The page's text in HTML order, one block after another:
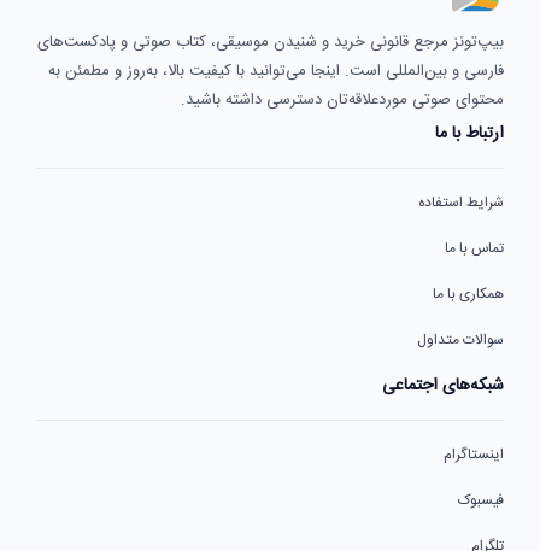
بیپ‌تونز مرجع قانونی خرید و شنیدن موسیقی، کتاب صوتی و پادکست‌های
فارسی و بین‌المللی است. اینجا می‌توانید با کیفیت بالا، به‌روز و مطمئن به
محتوای صوتی موردعلاقه‌تان دسترسی داشته باشید.
ارتباط با ما
شرایط استفاده
تماس با ما
همکاری با ما
سوالات متداول
شبکه‌های اجتماعی
اینستاگرام
فیسبوک
تلگرام